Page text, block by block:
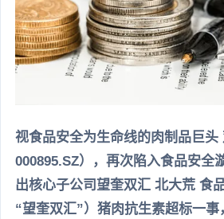
视食品安全为生命线的肉制品巨头
000895.SZ），再次陷入食品安全
出核心子公司望奎双汇 北大荒 食
“望奎双汇”）猪肉抗生素超标一事